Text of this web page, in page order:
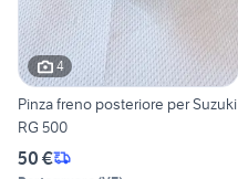
4
Pinza freno posteriore per Suzuki
RG 500
50 €